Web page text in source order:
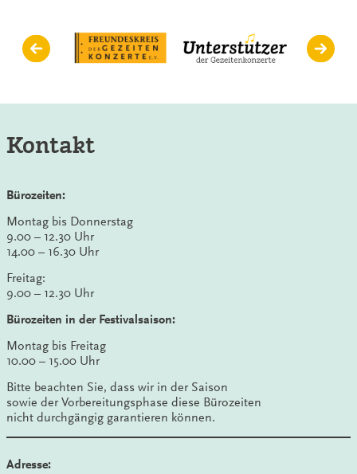
Kontakt
Bürozeiten:
Montag bis Donnerstag
9.00 – 12.30 Uhr
14.00 – 16.30 Uhr
Freitag:
9.00 – 12.30 Uhr
Bürozeiten in der Festivalsaison:
Montag bis Freitag
10.00 – 15.00 Uhr
Bitte beachten Sie, dass wir in der Saison
sowie der Vorbereitungsphase diese Bürozeiten
nicht durchgängig garantieren können.
Adresse: